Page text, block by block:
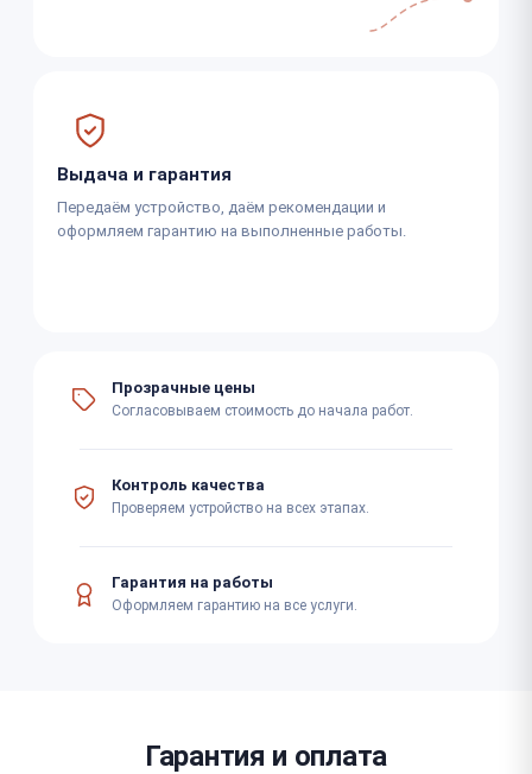
Выдача и гарантия
Передаём устройство, даём рекомендации и
оформляем гарантию на выполненные работы.
Прозрачные цены
Согласовываем стоимость до начала работ.
Контроль качества
Проверяем устройство на всех этапах.
Гарантия на работы
Оформляем гарантию на все услуги.
Гарантия и оплата